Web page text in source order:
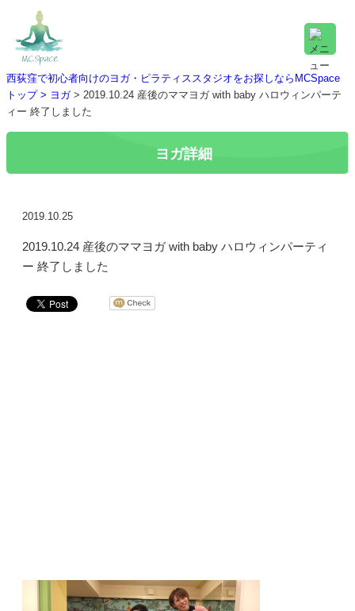
西荻窪で初心者向けのヨガ・ピラティススタジオをお探しならMCSpace
トップ > ヨガ> 2019.10.24 産後のママヨガ with baby ハロウィンパーテ
ィー 終了しました
ヨガ詳細
2019.10.25
2019.10.24 産後のママヨガ with baby ハロウィンパーティ
ー 終了しました